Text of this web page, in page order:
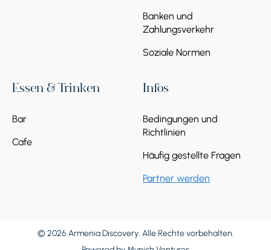
Banken und
Zahlungsverkehr
Soziale Normen
Essen & Trinken
Bar
Cafe
Infos
Bedingungen und
Richtlinien
Häufig gestellte Fragen
Partner werden
© 2026 Armenia Discovery. Alle Rechte vorbehalten.